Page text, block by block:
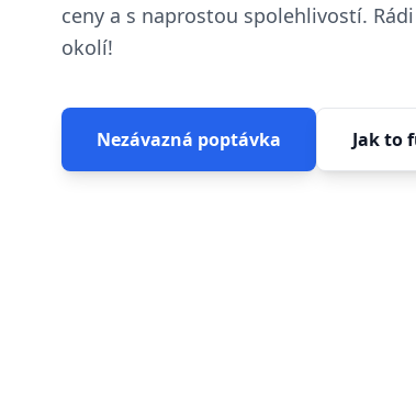
ceny a s naprostou spolehlivostí.
okolí!
Nezávazná poptávka Jak to